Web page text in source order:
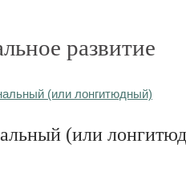
развитие
(или лонгитюдный)
(или